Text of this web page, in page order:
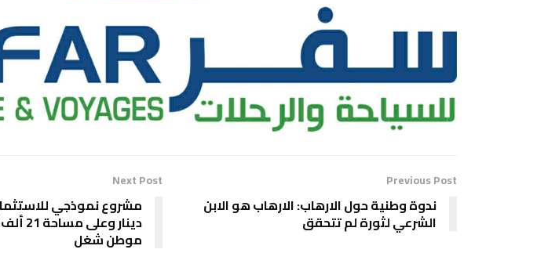
Previous Post
ندوة وطنية حول الارهاب: الارهاب هو الابن
الشرعي لثورة لم تتحقق
Next Post
موطن شغل